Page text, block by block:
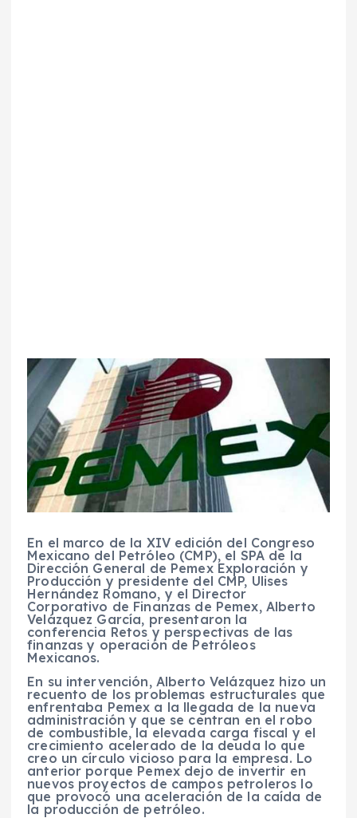
En el marco de la XIV edición del Congreso
Mexicano del Petróleo (CMP), el SPA de la
Dirección General de Pemex Exploración y
Producción y presidente del CMP, Ulises
Hernández Romano, y el Director
Corporativo de Finanzas de Pemex, Alberto
Velázquez García, presentaron la
conferencia Retos y perspectivas de las
finanzas y operación de Petróleos
Mexicanos.
En su intervención, Alberto Velázquez hizo un
recuento de los problemas estructurales que
enfrentaba Pemex a la llegada de la nueva
administración y que se centran en el robo
de combustible, la elevada carga fiscal y el
crecimiento acelerado de la deuda lo que
creo un círculo vicioso para la empresa. Lo
anterior porque Pemex dejo de invertir en
nuevos proyectos de campos petroleros lo
que provocó una aceleración de la caída de
la producción de petróleo.